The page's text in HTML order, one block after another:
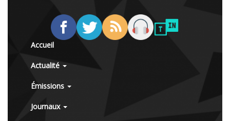
Accueil
Actualité
Émissions
Journaux